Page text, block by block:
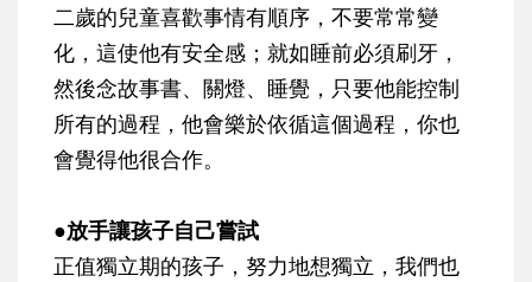
二歲的兒童喜歡事情有順序，不要常常變
化，這使他有安全感；就如睡前必須刷牙，
然後念故事書、關燈、睡覺，只要他能控制
所有的過程，他會樂於依循這個過程，你也
會覺得他很合作。
●放手讓孩子自己嘗試
正值獨立期的孩子，努力地想獨立，我們也